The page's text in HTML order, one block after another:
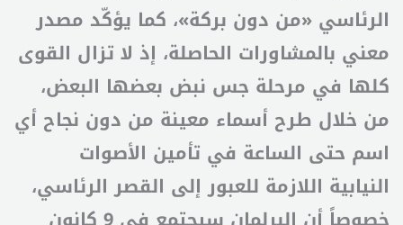
الرئاسي «من دون بركة»، كما يؤكّد مصدر
معني بالمشاورات الحاصلة، إذ لا تزال القوى
كلها في مرحلة جس نبض بعضها البعض،
من خلال طرح أسماء معينة من دون نجاح أي
اسم حتى الساعة في تأمين الأصوات
النيابية اللازمة للعبور إلى القصر الرئاسي،